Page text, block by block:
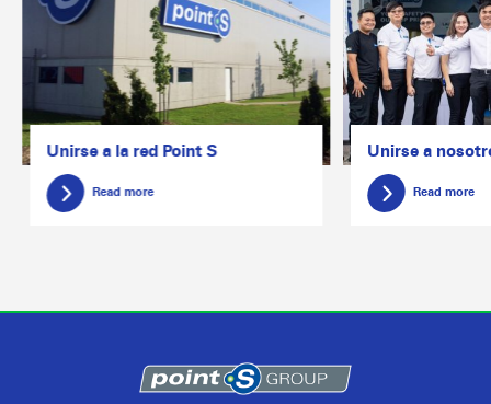
Unirse a la red Point S
Read more
Unirse a
Read more